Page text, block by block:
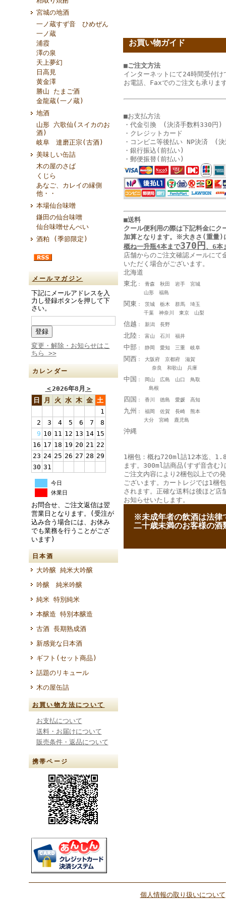
宮城の地酒
一ノ蔵すず音 ひめぜん
一ノ蔵
浦霞
澤の泉
天上夢幻
日高見
黄金澤
勝山 たまご酒
金龍蔵(一ノ蔵)
地酒
山形 六歌仙(スイカのお
酒)
岐阜 達磨正宗(古酒)
美味しい缶詰
木の屋のさば
くじら
あなご、カレイの縁側
他・・
本場仙台味噌
鎌田の仙台味噌
仙台味噌せんべい
酒粕 (季節限定)
メールマガジン
下記にメールアドレスを入
力し登録ボタンを押して下
さい。
変更・解除・お知らせはこ
ちら >>
カレンダー
＜2026年8月 ＞
日
月 火 水 木 金 土
1
2
3 4 5 6 7
8
9 10 11 12 13 14 15
16 17 18 19 20 21 22
23 24 25 26 27 28 29
30 31
今日
休業日
お問合せ、ご注文返信は翌
営業日となります。(受注が
込み合う場合には、お休み
でも業務を行うことがござ
います)
日本酒
大吟醸 純米大吟醸
吟醸 純米吟醸
純米 特別純米
本醸造 特別本醸造
古酒 長期熟成酒
新感覚な日本酒
ギフト(セット商品)
話題のリキュール
木の屋缶詰
お買い物方法について
お支払について
送料・お届けについて
販売条件・返品について
携帯ページ
お買い物ガイド
■ご注文方法
インターネットにて24時間受付け
お電話、Faxでのご注文も承りま
■お支払方法
・代金引換 (決済手数料330円)
・クレジットカード
・コンビニ等後払い NP決済 (
・銀行振込(前払い)
・郵便振替(前払い)
■送料
クール便利用の際は下記料金にク
加算となります。
※大きさ(重量)
概ね一升瓶4本まで370円、6本
店舗からのご注文確認メールにて
いただく場合がございます。
北海道
東北： 青森 秋田 岩手 宮城
山形 福島
関東 ： 茨城 栃木 群馬 埼玉
千葉 神奈川 東京 山梨
信越 ： 新潟 長野
北陸： 富山 石川 福井
中部： 静岡 愛知 三重 岐阜
関西 ： 大阪府 京都府 滋賀
奈良 和歌山 兵庫
中国 ： 岡山 広島 山口 鳥取
島根
四国 ： 香川 徳島 愛媛 高知
九州 ： 福岡 佐賀 長崎 熊本
大分 宮崎 鹿児島
沖縄
1梱包：概ね720ml詰12本迄、
ます。300ml詰商品(すず音含む)
ご注文内容により2梱包以上での
ございます。カートレジでは1梱
されます。正確な送料は後ほど店
お知らせいたします。
※未成年者の飲酒は法律
二十歳未満のお客様の酒
個人情報の取り扱いについて